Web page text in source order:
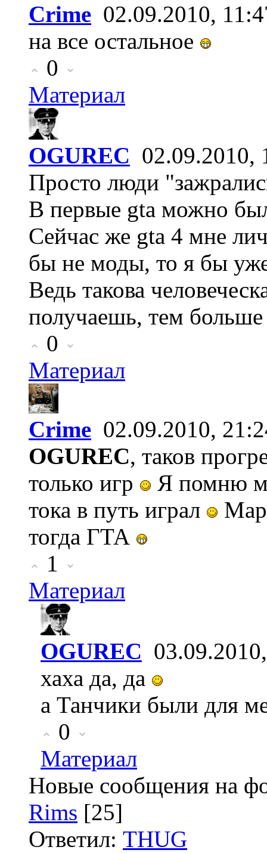
Crime 02.09.2010,
на все остальное
0
Материал
OGUREC 02.09.2010,
Просто люди
В первые gta можно
Сейчас же gta 4 мне
бы не моды, то я бы
Ведь такова
получаешь, тем больше
0
Материал
Crime 02.09.2010,
OGUREC, таков
только игр
Я помню
тока в путь играл
тогда ГТА
1
Материал
OGUREC
хаха да, да
а Танчики были для
0
Материал
Новые сообщения на
Rims [25]
Ответил: THUG